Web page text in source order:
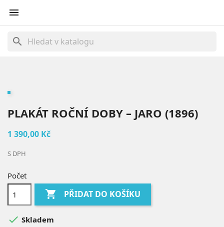

search
PLAKÁT ROČNÍ DOBY – JARO (1896)
1 390,00 Kč
S DPH
Počet
 PŘIDAT DO KOŠÍKU
 Skladem